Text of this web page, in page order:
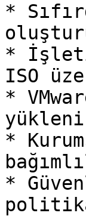
*
*
ISO
*
*
*